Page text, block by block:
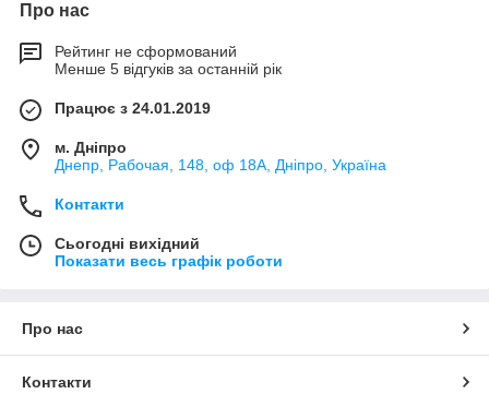
Про нас
Рейтинг не сформований
Менше 5 відгуків за останній рік
Працює з 24.01.2019
м. Дніпро
Днепр, Рабочая, 148, оф 18А, Дніпро, Україна
Контакти
Сьогодні вихідний
Показати весь графік роботи
Про нас
Контакти